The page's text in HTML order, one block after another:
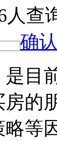
人查
确
是目
的
略等